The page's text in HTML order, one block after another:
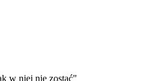
w niej nie zostać"